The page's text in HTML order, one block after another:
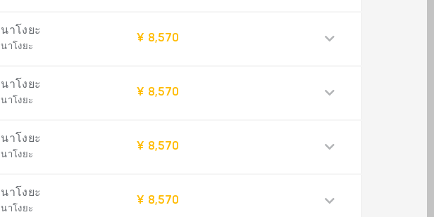
นาโงยะ
นาโงยะ
¥ 8,570
นาโงยะ
นาโงยะ
¥ 8,570
นาโงยะ
นาโงยะ
¥ 8,570
นาโงยะ
นาโงยะ
¥ 8,570